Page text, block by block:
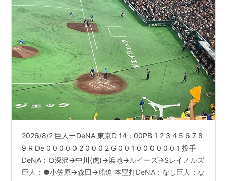
2026/8/2 巨人ーDeNA 東京D 14：00PB 1 2 3 4 5 6 7 8
9 R De 0 0 0 0 0 2 0 0 0 2 G 0 0 1 0 0 0 0 0 0 1 投手
DeNA：○深沢→中川(虎)→浜地→ルイーズ→Sレイノルズ
巨人：●小笠原→森田→船迫 本塁打DeNA：なし巨人：な